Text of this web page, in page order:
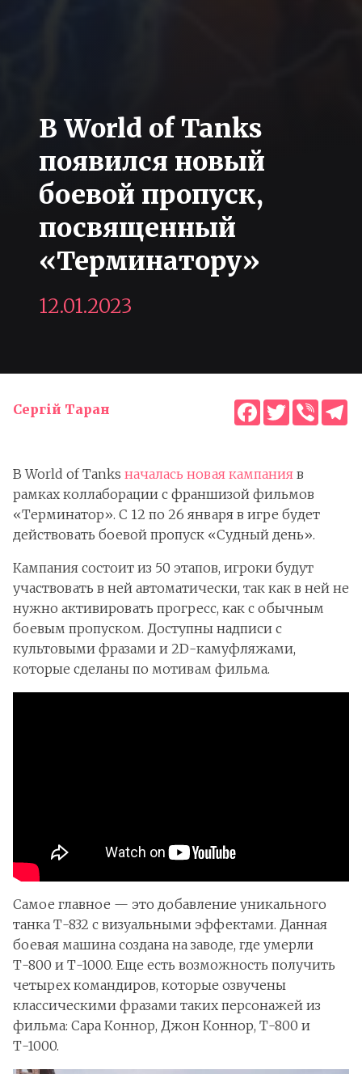
В World of Tanks
появился новый
боевой пропуск,
посвященный
«Терминатору»
12.01.2023
Сергій Таран Facebook
TwitterViber
В World of Tanks началась новая кампания в
рамках коллаборации с франшизой фильмов
«Терминатор». С 12 по 26 января в игре будет
действовать боевой пропуск «Судный день».
Кампания состоит из 50 этапов, игроки будут
участвовать в ней автоматически, так как в ней не
нужно активировать прогресс, как с обычным
боевым пропуском. Доступны надписи с
культовыми фразами и 2D-камуфляжами,
которые сделаны по мотивам фильма.
Самое главное — это добавление уникального
танка Т-832 с визуальными эффектами. Данная
боевая машина создана на заводе, где умерли
Т-800 и Т-1000. Еще есть возможность получить
четырех командиров, которые озвучены
классическими фразами таких персонажей из
фильма: Сара Коннор, Джон Коннор, Т-800 и
Т-1000.